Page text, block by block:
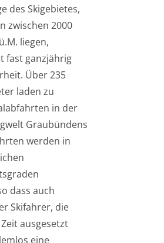
des Skigebietes,
zwischen 2000
liegen,
fast ganzjährig
Über 235
laden zu
in der
Graubündens
werden in
dass auch
Skifahrer, die
ausgesetzt
eine